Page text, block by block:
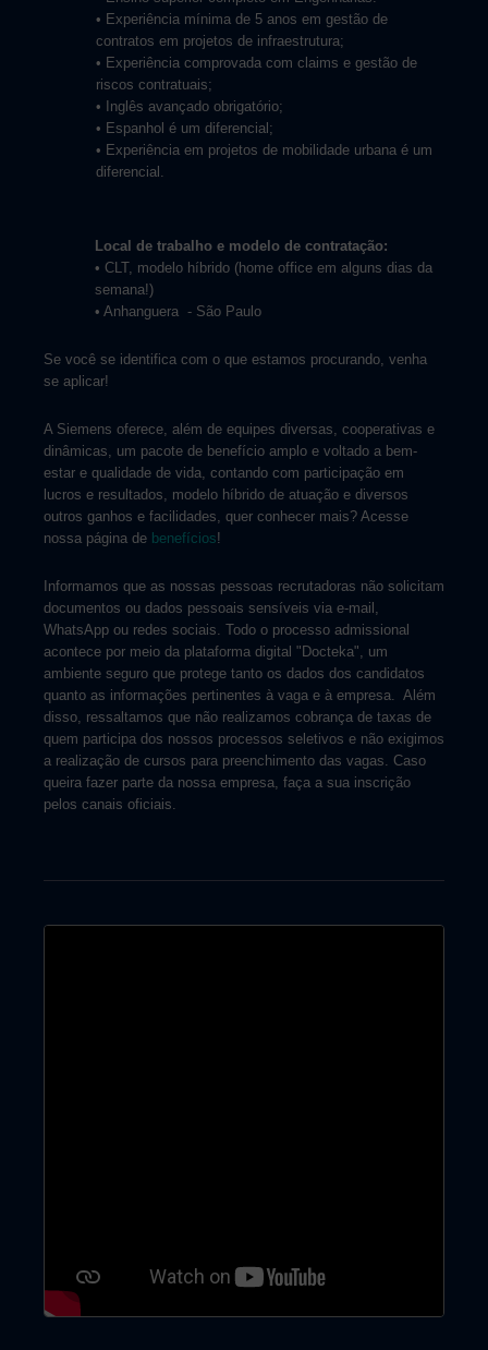
• Experiência mínima de 5 anos em gestão de
contratos em projetos de infraestrutura;
• Experiência comprovada com claims e gestão de
riscos contratuais;
• Inglês avançado obrigatório;
• Espanhol é um diferencial;
• Experiência em projetos de mobilidade urbana é um
diferencial.
Local de trabalho e modelo de contratação:
• CLT, modelo híbrido (home office em alguns dias da
semana!)
• Anhanguera - São Paulo
Se você se identifica com o que estamos procurando, venha
se aplicar!
A Siemens oferece, além de equipes diversas, cooperativas e
dinâmicas, um pacote de benefício amplo e voltado a bem-
estar e qualidade de vida, contando com participação em
lucros e resultados, modelo híbrido de atuação e diversos
outros ganhos e facilidades, quer conhecer mais? Acesse
nossa página de benefícios!
Informamos que as nossas pessoas recrutadoras não solicitam
documentos ou dados pessoais sensíveis via e-mail,
WhatsApp ou redes sociais. Todo o processo admissional
acontece por meio da plataforma digital "Docteka", um
ambiente seguro que protege tanto os dados dos candidatos
quanto as informações pertinentes à vaga e à empresa. Além
disso, ressaltamos que não realizamos cobrança de taxas de
quem participa dos nossos processos seletivos e não exigimos
a realização de cursos para preenchimento das vagas. Caso
queira fazer parte da nossa empresa, faça a sua inscrição
pelos canais oficiais.